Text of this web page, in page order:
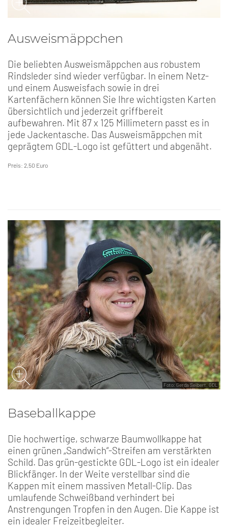
Ausweismäppchen
Die beliebten Ausweismäppchen aus robustem
Rindsleder sind wieder verfügbar. In einem Netz-
und einem Ausweisfach sowie in drei
Kartenfächern können Sie Ihre wichtigsten Karten
übersichtlich und jederzeit griffbereit
aufbewahren. Mit 87 x 125 Millimetern passt es in
jede Jackentasche. Das Ausweismäppchen mit
geprägtem GDL-Logo ist gefüttert und abgenäht.
Preis: 2,50 Euro
Foto: Gerda Seibert, GDL
Baseballkappe
Die hochwertige, schwarze Baumwollkappe hat
einen grünen „Sandwich“-Streifen am verstärkten
Schild. Das grün-gestickte GDL-Logo ist ein idealer
Blickfänger. In der Weite verstellbar sind die
Kappen mit einem massiven Metall-Clip. Das
umlaufende Schweißband verhindert bei
Anstrengungen Tropfen in den Augen. Die Kappe ist
ein idealer Freizeitbegleiter.